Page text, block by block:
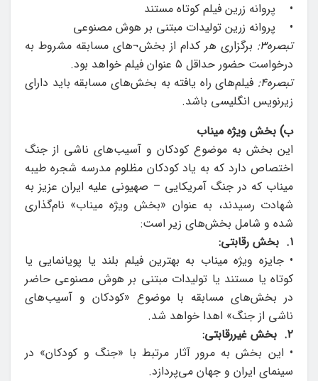
• پروانه زرین فیلم کوتاه مستند
• پروانه زرین تولیدات مبتنی بر هوش مصنوعی
تبصره3:
برگزاری هر کدام از بخش¬های مسابقه مشروط به
درخواست حضور حداقل ۵ عنوان فیلم خواهد بود.
تبصره4:
فیلم‌های راه یافته به بخش‌های مسابقه باید دارای
زیرنویس انگلیسی باشد.
ب) بخش ویژه میناب
این بخش به موضوع کودکان و آسیب‌های ناشی از جنگ
اختصاص دارد که به یاد کودکان مظلوم مدرسه شجره طیبه
میناب که در جنگ آمریکایی – صهیونی علیه ایران عزیز به
شهادت رسیدند، به عنوان «بخش ویژه میناب» نام‌گذاری
شده و شامل بخش‌های زیر است:
۱. بخش رقابتی:
• جایزه ویژه میناب به بهترین فیلم بلند یا پویانمایی یا
کوتاه یا مستند یا تولیدات مبتنی بر هوش مصنوعی حاضر
در بخش‌های مسابقه با موضوع «کودکان و آسیب‌های
ناشی از جنگ» اهدا خواهد شد.
۲. بخش غیررقابتی:
• این بخش به مرور آثار مرتبط با «جنگ و کودکان» در
سینمای ایران و جهان می‌پردازد.